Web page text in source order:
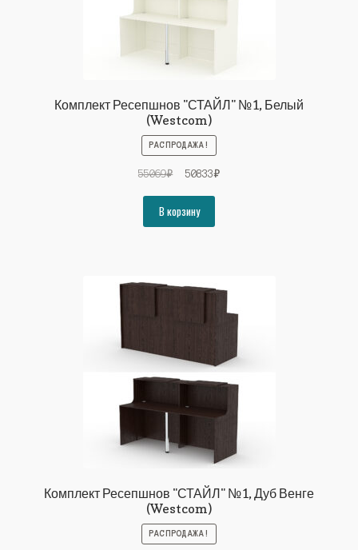
Комплект Ресепшнов "СТАЙЛ" №1, Белый
(Westcom)
РАСПРОДАЖА!
55069₽
Первоначальная
составляла
55069₽.
50833₽Текущая
В корзину
Комплект Ресепшнов "СТАЙЛ" №1, Дуб Венге
(Westcom)
РАСПРОДАЖА!